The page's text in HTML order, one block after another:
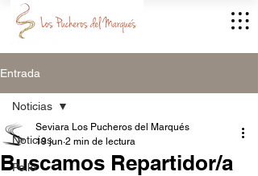
Entrada
Noticias
Pollo
Noticias
Buscamos Repartidor/a
Seviara Los Pucheros del Marqués
19 jun 2 min de lectura